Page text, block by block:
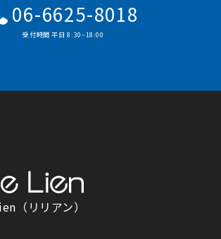
06-6625-8018
受付時間 平⽇ 8:30~18:00
（リリアン）